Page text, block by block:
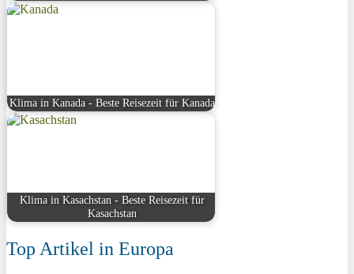
Klima in Kanada - Beste Reisezeit für Kanada
Klima in Kasachstan - Beste Reisezeit für
Kasachstan
Top Artikel in Europa